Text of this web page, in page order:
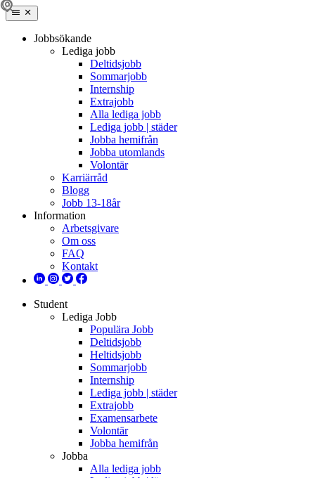
Jobbsökande
Lediga jobb
Deltidsjobb
Sommarjobb
Internship
Extrajobb
Alla lediga jobb
Lediga jobb | städer
Jobba hemifrån
Jobba utomlands
Volontär
Karriärråd
Blogg
Jobb 13-18år
Information
Arbetsgivare
Om oss
FAQ
Kontakt
Student
Lediga Jobb
Populära Jobb
Deltidsjobb
Heltidsjobb
Sommarjobb
Internship
Lediga jobb | städer
Extrajobb
Examensarbete
Volontär
Jobba hemifrån
Jobba
Alla lediga jobb